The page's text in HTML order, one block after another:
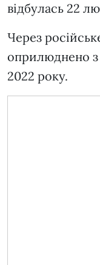
відбулась 22
Через
оприлюднено з
2022 року.